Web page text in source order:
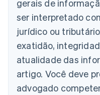
gerais de
ser interpretado
jurídico ou
exatidão,
atualidade das
artigo. Você deve
advogado
Áustria
DeutschEnglish
Bélgica
Nederlands Français
Brasil
Português English
Bulgária
English